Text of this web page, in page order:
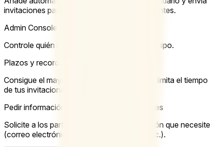
invitaciones para el calendario a los participantes.
Admin Console
Controle quién reserva qué y gestione su equipo.
Plazos y recordatorios
Consigue el mayor número de respuestas o limita el tiempo
de tus invitaciones.
Pedir información adicional a los participantes
Solicite a los participantes toda la información que necesite
(correo electrónico, número de teléfono, etc.).